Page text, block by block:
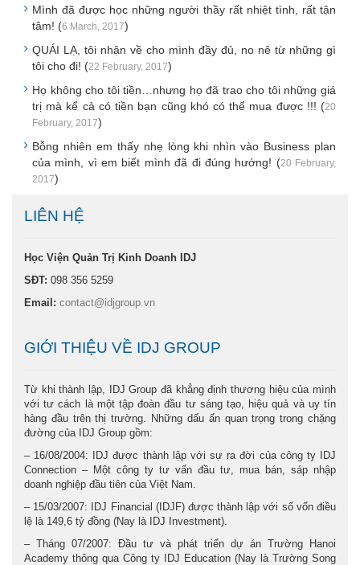
Mình đã được học những người thầy rất nhiệt tình, rất tận
tâm! (6 March, 2017)
QUÁI LẠ, tôi nhận về cho mình đầy đủ, no nê từ những gì
tôi cho đi! (22 February, 2017)
Họ không cho tôi tiền…nhưng họ đã trao cho tôi những giá
trị mà kể cả có tiền bạn cũng khó có thể mua được !!! (20
February, 2017)
Bỗng nhiên em thấy nhẹ lòng khi nhìn vào Business plan
của mình, vì em biết mình đã đi đúng hướng! (20 February,
2017)
LIÊN HỆ
Học Viện Quản Trị Kinh Doanh IDJ
SĐT: 098 356 5259
Email: contact@idjgroup.vn
GIỚI THIỆU VỀ IDJ GROUP
Từ khi thành lập, IDJ Group đã khẳng định thương hiệu của mình
với tư cách là một tập đoàn đầu tư sáng tạo, hiệu quả và uy tín
hàng đầu trên thị trường. Những dấu ấn quan trọng trong chặng
đường của IDJ Group gồm:
– 16/08/2004: IDJ được thành lập với sự ra đời của công ty IDJ
Connection – Một công ty tư vấn đầu tư, mua bán, sáp nhập
doanh nghiệp đầu tiên của Việt Nam.
– 15/03/2007: IDJ Financial (IDJF) được thành lập với số vốn điều
lệ là 149,6 tỷ đồng (Nay là IDJ Investment).
– Tháng 07/2007: Đầu tư và phát triển dự án Trường Hanoi
Academy thông qua Công ty IDJ Education (Nay là Trường Song